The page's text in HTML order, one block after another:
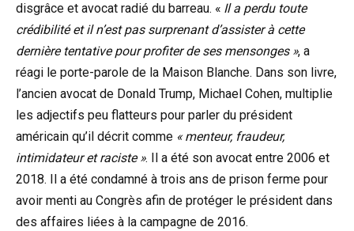
disgrâce et avocat radié du barreau. « Il a perdu toute
crédibilité et il n’est pas surprenant d’assister à cette
dernière tentative pour profiter de ses mensonges », a
réagi le porte-parole de la Maison Blanche. Dans son livre,
l’ancien avocat de Donald Trump, Michael Cohen, multiplie
les adjectifs peu flatteurs pour parler du président
américain qu’il décrit comme « menteur, fraudeur,
intimidateur et raciste ». Il a été son avocat entre 2006 et
2018. Il a été condamné à trois ans de prison ferme pour
avoir menti au Congrès afin de protéger le président dans
des affaires liées à la campagne de 2016.